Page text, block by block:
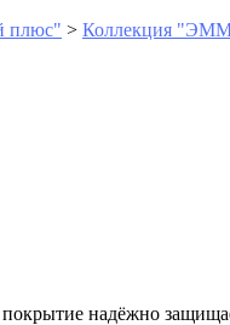
плюс" > Коллекция
надёжно